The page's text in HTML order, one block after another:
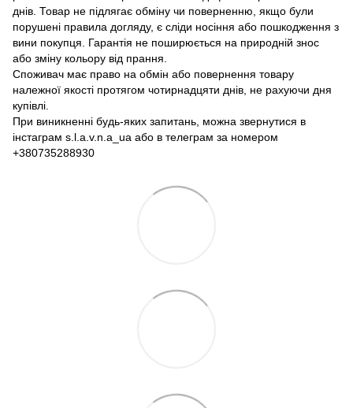
днів. Товар не підлягає обміну чи поверненню, якщо були
порушені правила догляду, є сліди носіння або пошкодження з
вини покупця. Гарантія не поширюється на природній знос
або зміну кольору від прання.
Споживач має право на обмін або повернення товару
належної якості протягом чотирнадцяти днів, не рахуючи дня
купівлі.
При виникненні будь-яких запитань, можна звернутися в
інстаграм s.l.a.v.n.a_ua або в телеграм за номером
+380735288930